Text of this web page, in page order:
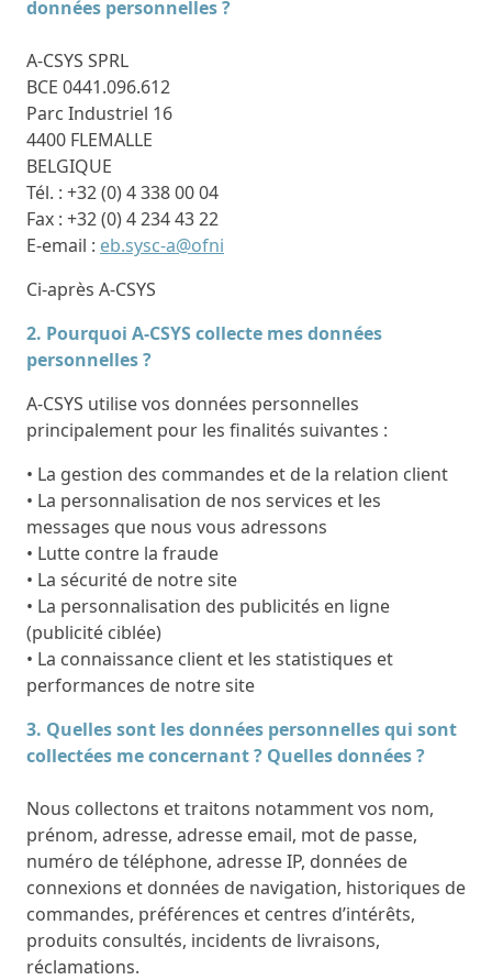
données personnelles ?
A-CSYS SPRL
BCE 0441.096.612
Parc Industriel 16
4400 FLEMALLE
BELGIQUE
Tél. : +32 (0) 4 338 00 04
Fax : +32 (0) 4 234 43 22
E-email : eb.sysc-a@ofni
Ci-après A-CSYS
2. Pourquoi A-CSYS collecte mes données
personnelles ?
A-CSYS utilise vos données personnelles
principalement pour les finalités suivantes :
• La gestion des commandes et de la relation client
• La personnalisation de nos services et les
messages que nous vous adressons
• Lutte contre la fraude
• La sécurité de notre site
• La personnalisation des publicités en ligne
(publicité ciblée)
• La connaissance client et les statistiques et
performances de notre site
3. Quelles sont les données personnelles qui sont
collectées me concernant ? Quelles données ?
Nous collectons et traitons notamment vos nom,
prénom, adresse, adresse email, mot de passe,
numéro de téléphone, adresse IP, données de
connexions et données de navigation, historiques de
commandes, préférences et centres d’intérêts,
produits consultés, incidents de livraisons,
réclamations.